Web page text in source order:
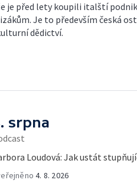
je před lety koupili italští
Je to především česká
dědictví.
srpna
Loudová: Jak ustát
4. 8. 2026